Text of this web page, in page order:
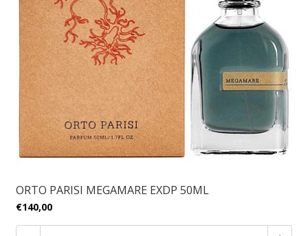
ORTO PARISI MEGAMARE EXDP 50ML
€140,00